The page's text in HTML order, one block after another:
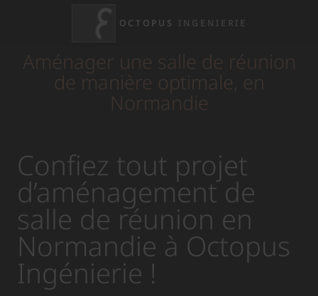
Aménager une salle de réunion
de manière optimale, en
Normandie
Confiez tout projet
d’aménagement de
salle de réunion en
Normandie à Octopus
Ingénierie !
OCTOPUS INGENIERIE